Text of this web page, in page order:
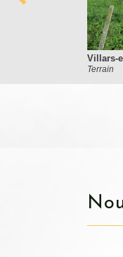
Terrain